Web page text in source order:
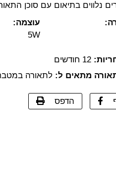
נלווים בתיאום עם סוכן
עוצמה:
5W
12 חודשים
מתאים ל:לתאורה
הדפס